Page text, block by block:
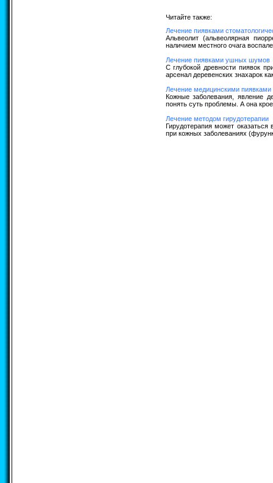
Читайте также:
Лечение пиявками
Альвеолит (альвеолярная
наличием местного очага
Лечение пиявками ушных шумов
С глубокой древности пиявок
арсенал деревенских знахарок
Лечение медицинскими пиявками
Кожные заболевания, явление
понять суть проблемы. А она
Лечение методом гирудотерапии
Гирудотерапия может
при кожных заболеваниях